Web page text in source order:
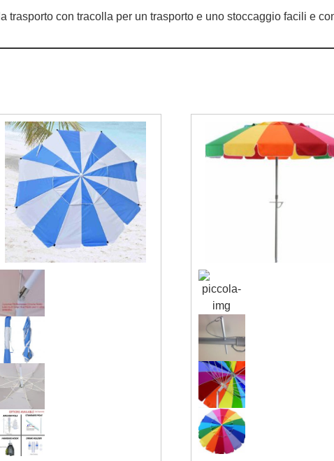
trasporto con tracolla per un trasporto e uno stoccaggio facili e